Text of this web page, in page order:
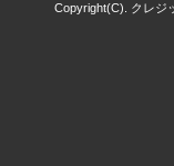
Copyright(C). クレジ